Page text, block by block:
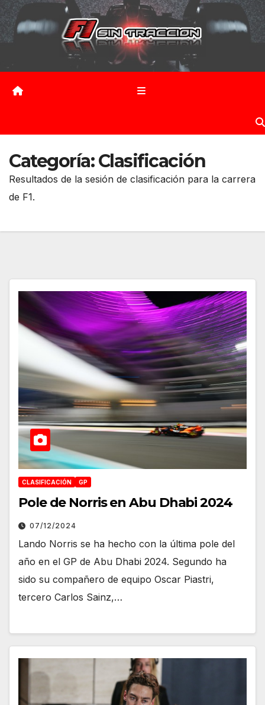
Saltar
contenido
Categoría:Clasificación
Resultados de la sesión de clasificación para la carrera
de F1.
CLASIFICACIÓN GP
Pole de Norris en Abu Dhabi 2024
07/12/2024
Lando Norris se ha hecho con la última pole del
año en el GP de Abu Dhabi 2024. Segundo ha
sido su compañero de equipo Oscar Piastri,
tercero Carlos Sainz,…